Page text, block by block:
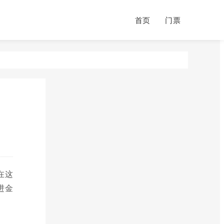
首页 门票
这
金